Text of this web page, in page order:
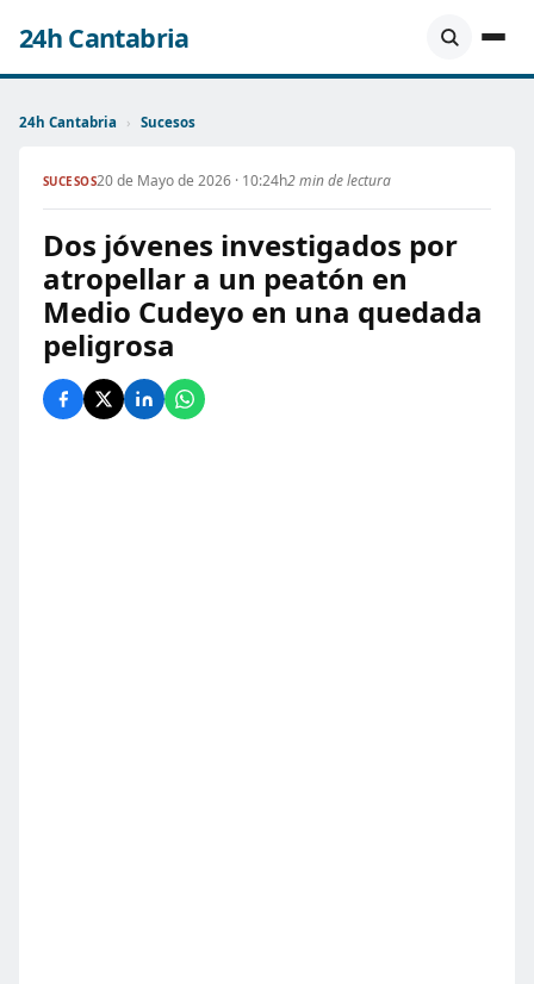
24h Cantabria
24h Cantabria › Sucesos
SUCESOS20 de Mayo de 2026 · 10:24h2 min de lectura
Dos jóvenes investigados por
atropellar a un peatón en
Medio Cudeyo en una quedada
peligrosa